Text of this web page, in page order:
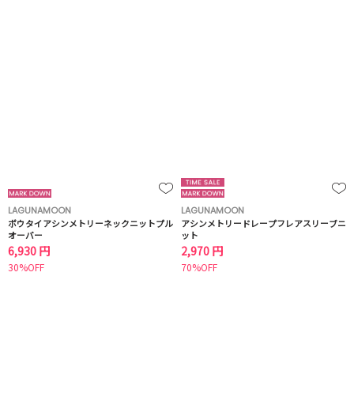
LAGUNAMOON
ボウタイアシンメトリーネックニットプル
オーバー
6,930 円
30%OFF
LAGUNAMOON
アシンメトリードレープフレアスリーブニ
ット
2,970 円
70%OFF